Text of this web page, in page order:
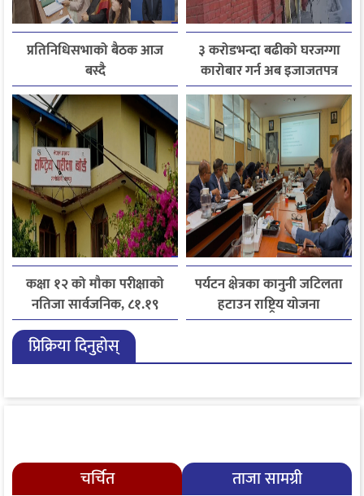
प्रतिनिधिसभाको बैठक आज
बस्दै
३ करोडभन्दा बढीको घरजग्गा
कारोबार गर्न अब इजाजतपत्र
अनिवार्य
कक्षा १२ को मौका परीक्षाको
नतिजा सार्वजनिक, ८१.१९
प्रतिशत विद्यार्थी उत्तीर्ण
पर्यटन क्षेत्रका कानुनी जटिलता
हटाउन राष्ट्रिय योजना
आयोगसमक्ष होटल संघ
प्रिक्रिया दिनुहोस्
चर्चित ताजा सामग्री